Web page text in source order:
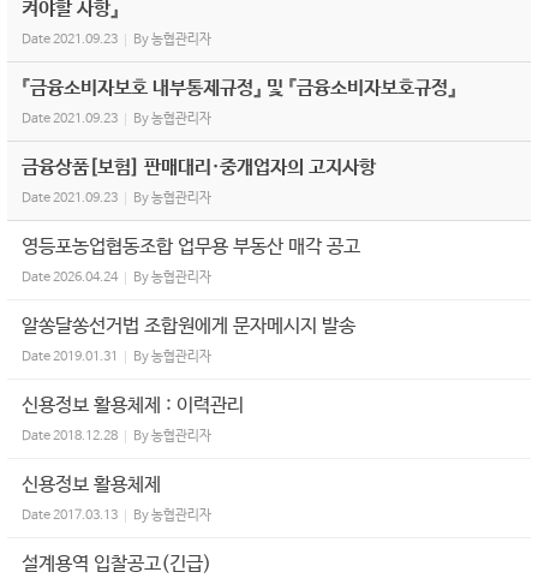
켜야할 사항』
Date2021.09.23 By농협관리자
『금융소비자보호 내부통제규정』 및 『금융소비자보호규정』
Date2021.09.23 By농협관리자
금융상품[보험] 판매대리·중개업자의 고지사항
Date2021.09.23 By농협관리자
영등포농업협동조합 업무용 부동산 매각 공고
Date2026.04.24 By농협관리자
알쏭달쏭선거법 조합원에게 문자메시지 발송
Date2019.01.31 By농협관리자
신용정보 활용체제 : 이력관리
Date2018.12.28 By농협관리자
신용정보 활용체제
Date2017.03.13 By농협관리자
설계용역 입찰공고(긴급)